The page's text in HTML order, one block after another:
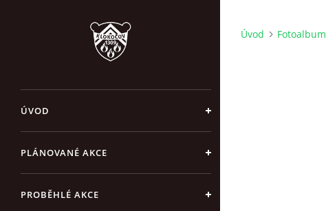
ÚVOD
PLÁNOVANÉ AKCE
PROBĚHLÉ AKCE
Úvod Fotoalbum